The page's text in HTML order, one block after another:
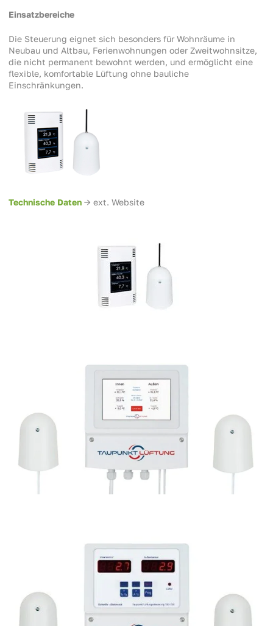
Einsatzbereiche
Die Steuerung eignet sich besonders für Wohnräume in
Neubau und Altbau, Ferienwohnungen oder Zweitwohnsitze,
die nicht permanent bewohnt werden, und ermöglicht eine
flexible, komfortable Lüftung ohne bauliche
Einschränkungen.
Technische Daten -> ext. Website